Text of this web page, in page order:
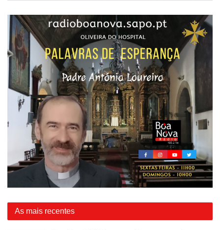
As mais recentes